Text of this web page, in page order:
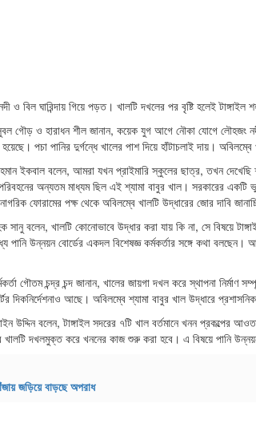
ও বিল ঘারিন্দায় গিয়ে পড়ত। খালটি দখলের পর বৃষ্টি হলেই টাঙ্গাইল
গৌড় ও হারাধন শীল জানান, কয়েক যুগ আগে নৌকা যোগে লৌহজং
পচা পানির দুর্গন্ধে খালের পাশ দিয়ে হাঁটাচলাই দায়। অবিলম্বে
ইকবাল বলেন, আমরা যখন প্রাইমারি স্কুলের ছাত্র, তখন দেখেছি
অন্যতম মাধ্যম ছিল এই শ্যামা বাবুর খাল। সরকারের একটি
ফোরামের পক্ষ থেকে অবিলম্বে খালটি উদ্ধারের জোর দাবি
সানু বলেন, খালটি কোনোভাবে উদ্ধার করা যায় কি না, সে বিষয়ে
পানি উন্নয়ন বোর্ডের একদল বিশেষজ্ঞ কর্মকর্তার সঙ্গে কথা
গৌতম চন্দ্র চন্দ জানান, খালের জায়গা দখল করে স্থাপনা
দিকনির্দেশনাও আছে। অবিলম্বে শ্যামা বাবুর খাল উদ্ধারে
উদ্দিন বলেন, টাঙ্গাইল সদরের ৭টি খাল বর্তমানে খনন
দখলমুক্ত করে খননের কাজ শুরু করা হবে। এ বিষয়ে পানি
জড়িয়ে বাড়ছে অপরাধ